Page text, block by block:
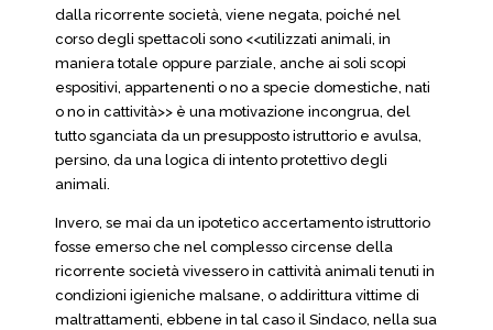
dalla ricorrente società, viene negata, poiché nel
corso degli spettacoli sono <<utilizzati animali, in
maniera totale oppure parziale, anche ai soli scopi
espositivi, appartenenti o no a specie domestiche, nati
o no in cattività>> è una motivazione incongrua, del
tutto sganciata da un presupposto istruttorio e avulsa,
persino, da una logica di intento protettivo degli
animali.
Invero, se mai da un ipotetico accertamento istruttorio
fosse emerso che nel complesso circense della
ricorrente società vivessero in cattività animali tenuti in
condizioni igieniche malsane, o addirittura vittime di
maltrattamenti, ebbene in tal caso il Sindaco, nella sua